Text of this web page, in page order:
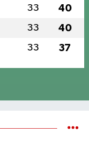
33 40
33 40
33 37